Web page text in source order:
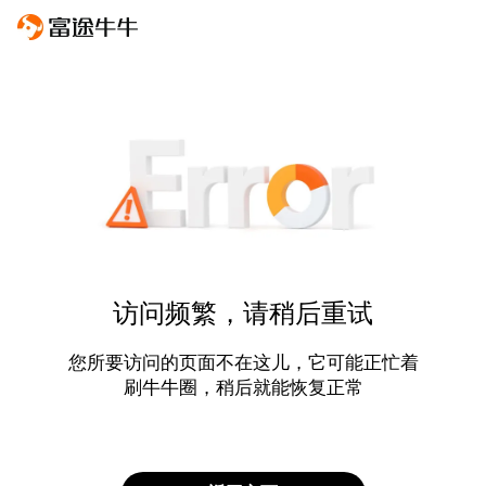
访问频繁，请稍后重试
您所要访问的页面不在这儿，它可能正忙着
刷牛牛圈，稍后就能恢复正常